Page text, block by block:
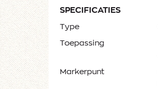
SPECIFICATIES
Type
Toepassing
Markerpunt